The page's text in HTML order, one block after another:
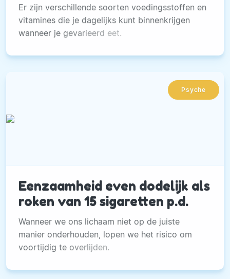
Er zijn verschillende soorten voedingsstoffen en
vitamines die je dagelijks kunt binnenkrijgen
wanneer je gevarieerd eet.
Psyche
Eenzaamheid even dodelijk als
roken van 15 sigaretten p.d.
Wanneer we ons lichaam niet op de juiste
manier onderhouden, lopen we het risico om
voortijdig te overlijden.